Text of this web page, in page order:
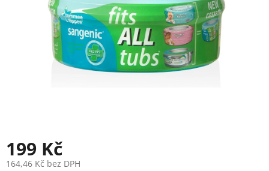
199 Kč
164,46 Kč bez DPH